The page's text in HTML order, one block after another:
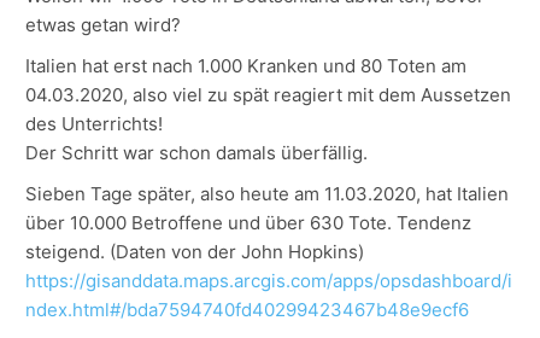
etwas getan wird?
Italien hat erst nach 1.000 Kranken und 80 Toten am
04.03.2020, also viel zu spät reagiert mit dem Aussetzen
des Unterrichts!
Der Schritt war schon damals überfällig.
Sieben Tage später, also heute am 11.03.2020, hat Italien
über 10.000 Betroffene und über 630 Tote. Tendenz
steigend. (Daten von der John Hopkins)
https://gisanddata.maps.arcgis.com/apps/opsdashboard/i
ndex.html#/bda7594740fd40299423467b48e9ecf6